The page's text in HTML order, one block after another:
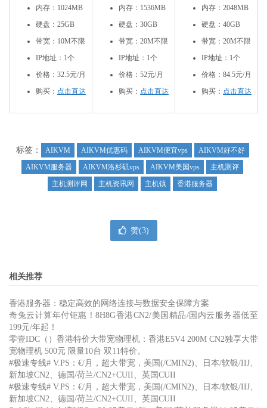
内存：1024MB
硬盘：25GB
带宽：10M不限
IP地址：1个
价格：32.5元/月
购买： 点击直达
内存：1536MB
硬盘：30GB
带宽：20M不限
IP地址：1个
价格：52元/月
购买： 点击直达
内存：2048MB
硬盘：40GB
带宽：20M不限
IP地址：1个
价格：84.5元/月
购买： 点击直达
标签： AIKVM AIKVM优惠码 AIKVM便宜vps
AIKVM好不好
AIKVM服务器
AIKVM洛杉矶vps AIKVM美国vps
主机测评
主机测评网
主机资讯网 主机镇 香港服务器
赞(3)
相关推荐
香港服务器：稳定高效的网络连接与数据安全保障方案
奇兔云计算年付钜惠！8H8G香港CN2/美国精品/国内云服务器低至
199元/年起！
零壹IDC（）香港特价大带宽物理机：香港E5V4 200M CN2独享大带
宽物理机 500元 限量10台 双11特价。
#极速专线# V.PS：€/月，超大带宽，美国(/CMIN2)、日本/软银/IIJ、
新加坡CN2、德国/荷兰/CN2+CUII、英国CUII
#极速专线# V.PS：€/月，超大带宽，美国(/CMIN2)、日本/软银/IIJ、
新加坡CN2、德国/荷兰/CN2+CUII、英国CUII